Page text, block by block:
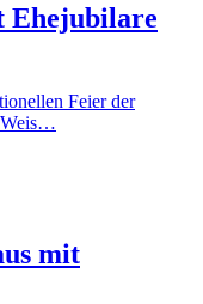
Ehejubilare
Feier der
Weis…
mit